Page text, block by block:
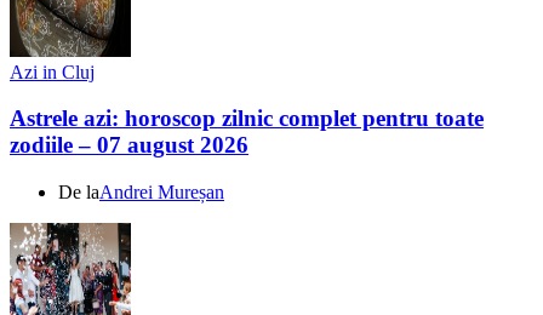
Azi in Cluj
Astrele azi: horoscop zilnic complet pentru toate
zodiile – 07 august 2026
De laAndrei Mureșan